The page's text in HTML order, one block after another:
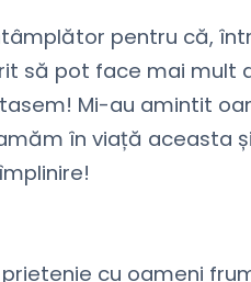
pentru că,
să pot face mai mult
Mi-au amintit
în viață aceasta
cu oameni